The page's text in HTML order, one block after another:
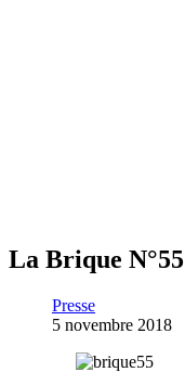
La Brique N°55
Presse
5 novembre 2018